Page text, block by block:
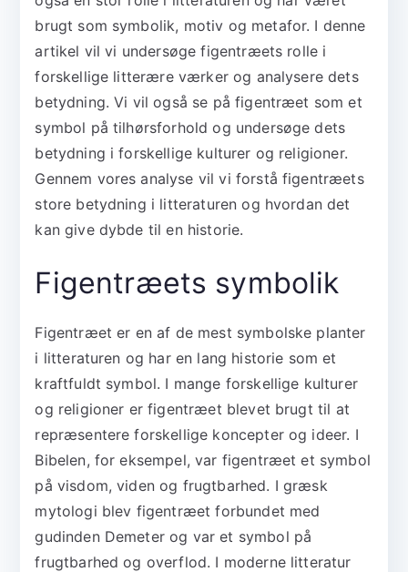
brugt som symbolik, motiv og metafor. I denne
artikel vil vi undersøge figentræets rolle i
forskellige litterære værker og analysere dets
betydning. Vi vil også se på figentræet som et
symbol på tilhørsforhold og undersøge dets
betydning i forskellige kulturer og religioner.
Gennem vores analyse vil vi forstå figentræets
store betydning i litteraturen og hvordan det
kan give dybde til en historie.
Figentræets symbolik
Figentræet er en af de mest symbolske planter
i litteraturen og har en lang historie som et
kraftfuldt symbol. I mange forskellige kulturer
og religioner er figentræet blevet brugt til at
repræsentere forskellige koncepter og ideer. I
Bibelen, for eksempel, var figentræet et symbol
på visdom, viden og frugtbarhed. I græsk
mytologi blev figentræet forbundet med
gudinden Demeter og var et symbol på
frugtbarhed og overflod. I moderne litteratur